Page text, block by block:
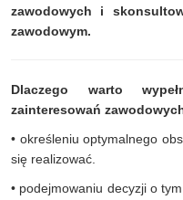
zawodowych i
zawodowym.
Dlaczego warto
zainteresowań
• określeniu optymalnego
się realizować.
• podejmowaniu decyzji o